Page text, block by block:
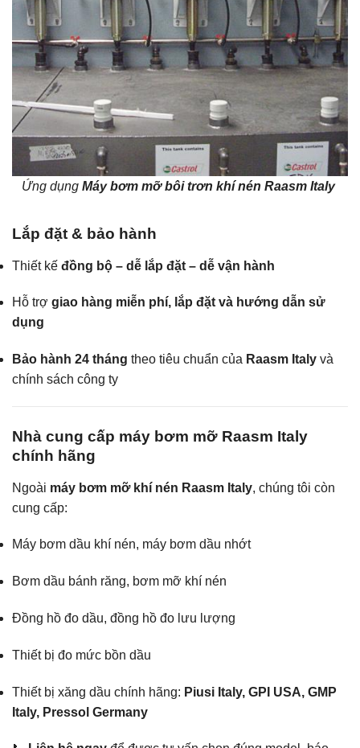
Ứng dụng Máy bơm mỡ bôi trơn khí nén Raasm Italy
Lắp đặt & bảo hành
Thiết kế đồng bộ – dễ lắp đặt – dễ vận hành
Hỗ trợ giao hàng miễn phí, lắp đặt và hướng dẫn sử
dụng
Bảo hành 24 tháng theo tiêu chuẩn của Raasm Italy và
chính sách công ty
Nhà cung cấp máy bơm mỡ Raasm Italy
chính hãng
Ngoài máy bơm mỡ khí nén Raasm Italy, chúng tôi còn
cung cấp:
Máy bơm dầu khí nén, máy bơm dầu nhớt
Bơm dầu bánh răng, bơm mỡ khí nén
Đồng hồ đo dầu, đồng hồ đo lưu lượng
Thiết bị đo mức bồn dầu
Thiết bị xăng dầu chính hãng: Piusi Italy, GPI USA, GMP
Italy, Pressol Germany